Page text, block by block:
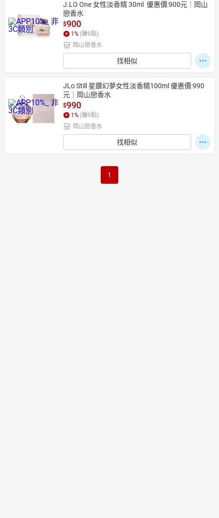
J.LO One 女性淡香精 30ml  優惠價:900元｜岡山
戀香水
$900
1 % (賺9點)
岡山戀香水
找相似
JLo Still 星鑽幻夢女性淡香精100ml 優惠價:990
元｜岡山戀香水
$990
1 % (賺9點)
岡山戀香水
找相似
1